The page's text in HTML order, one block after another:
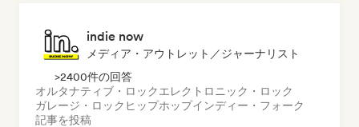
indie now
メディア・アウトレット／ジャーナリスト
>2400件の回答
オルタナティブ・ロックエレクトロニック・ロック
ガレージ・ロック ヒップホップインディー・フォーク
記事を投稿